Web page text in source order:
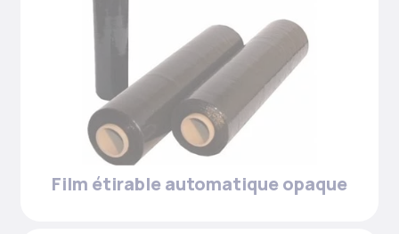
Film étirable automatique opaque